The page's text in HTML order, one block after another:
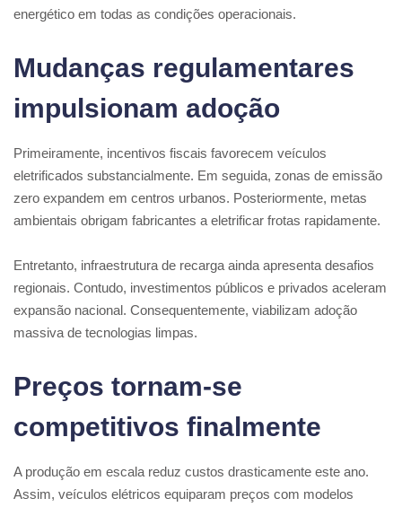
energético em todas as condições operacionais.
Mudanças regulamentares
impulsionam adoção
Primeiramente, incentivos fiscais favorecem veículos
eletrificados substancialmente. Em seguida, zonas de emissão
zero expandem em centros urbanos. Posteriormente, metas
ambientais obrigam fabricantes a eletrificar frotas rapidamente.
Entretanto, infraestrutura de recarga ainda apresenta desafios
regionais. Contudo, investimentos públicos e privados aceleram
expansão nacional. Consequentemente, viabilizam adoção
massiva de tecnologias limpas.
Preços tornam-se
competitivos finalmente
A produção em escala reduz custos drasticamente este ano.
Assim, veículos elétricos equiparam preços com modelos